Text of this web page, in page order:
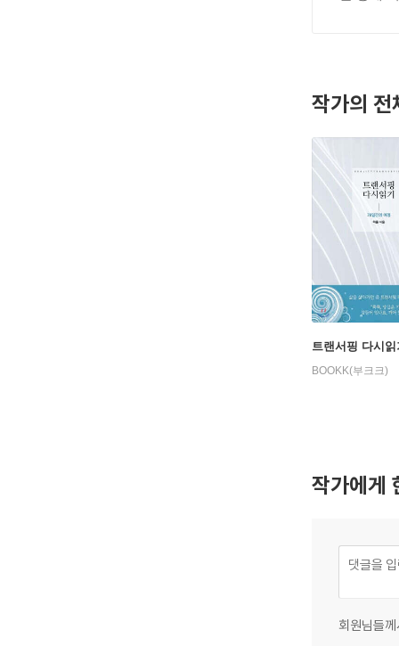
작가의 전
트랜서핑 다시읽
BOOKK(부크크)
작가에게
회원님들